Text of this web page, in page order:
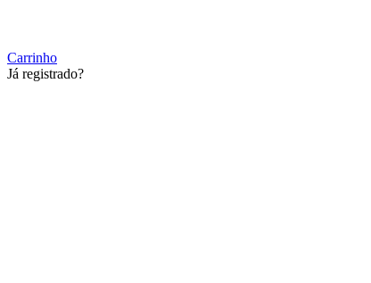
Carrinho
Já registrado?